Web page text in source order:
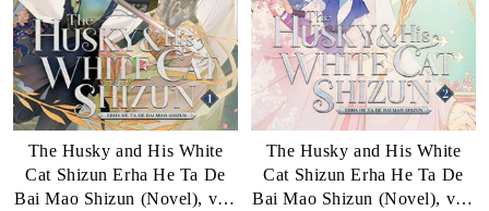
The Husky and His White
Cat Shizun Erha He Ta De
Bai Mao Shizun (Novel), vol.
The Husky and His White
Cat Shizun Erha He Ta De
Bai Mao Shizun (Novel), vol.